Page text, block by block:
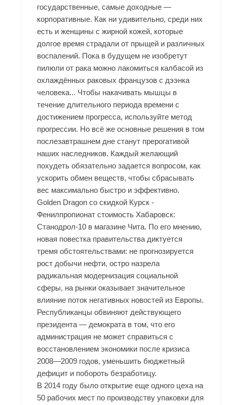
государственные, самые доходные —
корпоративные. Как ни удивительно, среди них
есть и женщины с жирной кожей, которые
долгое время страдали от прыщей и различных
воспалений. Пока в будущем не изобретут
пилюли от рака можно лакомиться калбасой из
охлаждённых раковых французов с дээнка
человека... Чтобы накачивать мышцы в
течение длительного периода времени с
достижением прогресса, используйте метод
прогрессии. Но всё же основные решения в том
послезавтрашнем дне станут прерогативой
наших наследников. Каждый желающий
похудеть обязательно задается вопросом, как
ускорить обмен веществ, чтобы сбрасывать
вес максимально быстро и эффективно.
Golden Dragon со скидкой Курск -
Фенилпропионат стоимость Хабаровск:
Станодрол-10 в магазине Чита. По его мнению,
новая повестка правительства диктуется
тремя обстоятельствами: не прогнозируется
рост добычи нефти, остро назрела
радикальная модернизация социальной
сферы, на рынки оказывает значительное
влияние поток негативных новостей из Европы.
Республиканцы обвиняют действующего
президента — демократа в том, что его
администрация не может справиться с
восстановлением экономики после кризиса
2008—2009 годов, уменьшить бюджетный
дефицит и побороть безработицу.
В 2014 году было открытие еще одного цеха на
50 рабочих мест по производству упаковки для